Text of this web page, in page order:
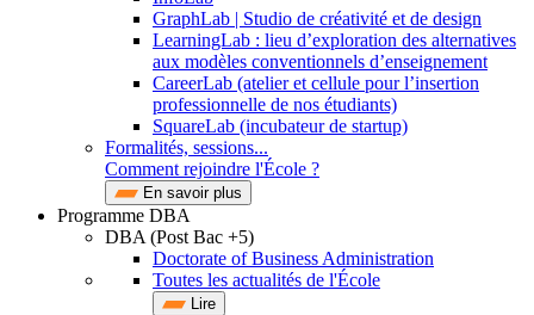
GraphLab | Studio de créativité et de design
LearningLab : lieu d’exploration des alternatives
aux modèles conventionnels d’enseignement
CareerLab (atelier et cellule pour l’insertion
professionnelle de nos étudiants)
SquareLab (incubateur de startup)
Formalités, sessions...
Comment rejoindre l'École ?
En savoir plus
Programme DBA
DBA (Post Bac +5)
Doctorate of Business Administration
Toutes les actualités de l'École
Lire